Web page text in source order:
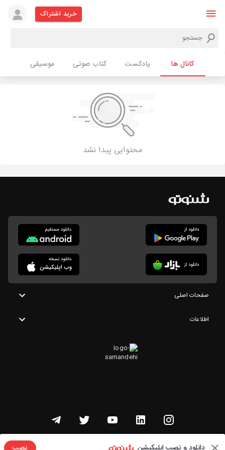
خرید اشتراک
کانال ها پادکست کتاب صوتی موسیقی
محتوایی پیدا نشد
صفحات اصلی
اطلاعات
تمامی حقوق این وبسایت متعلق به شنوتو است